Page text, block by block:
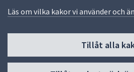
Läs om vilka kakor vi använder och
Tillåt alla
Tillgänglighetsredogörelse
Fler sätt att